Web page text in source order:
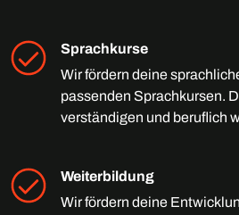
Sprachkurse
Wir fördern deine
passenden Sprachkursen.
verständigen und beruflich
Weiterbildung
Wir fördern deine